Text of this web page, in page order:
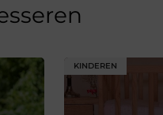
KINDEREN